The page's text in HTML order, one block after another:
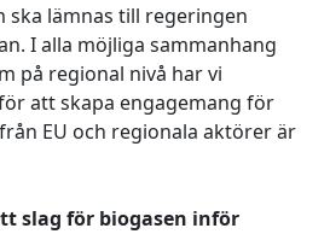
ska lämnas till regeringen
I alla möjliga sammanhang
på regional nivå har vi
att skapa engagemang för
EU och regionala aktörer är
slag för biogasen inför